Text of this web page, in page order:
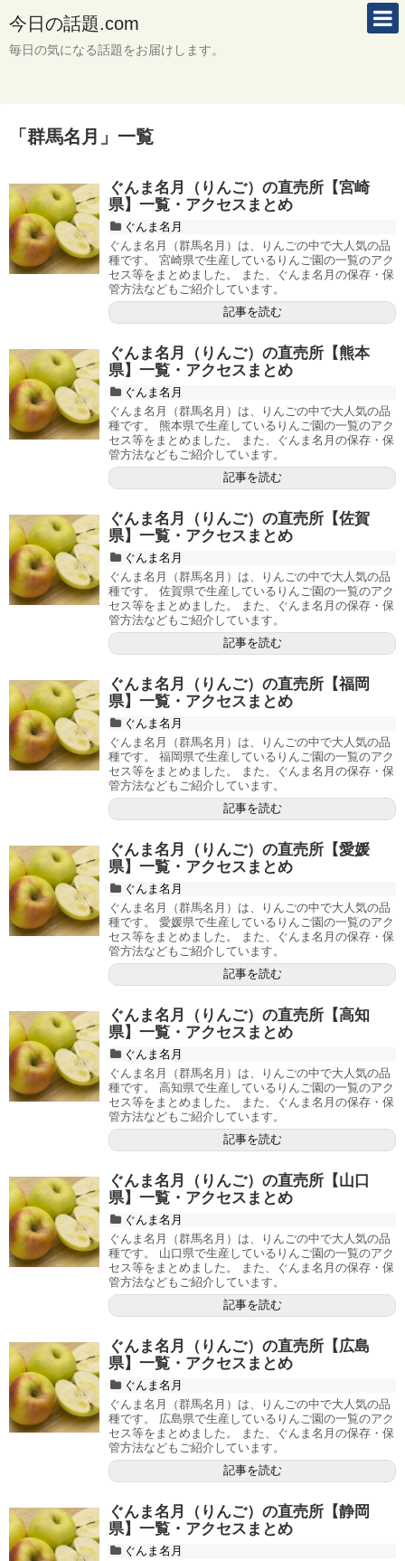
今日の話題.com
毎日の気になる話題をお届けします。
「 群馬名月 」 一覧
ぐんま名月（りんご）の直売所【宮崎
県】一覧・アクセスまとめ
ぐんま名月
ぐんま名月（群馬名月）は、りんごの中で大人気の品
種です。 宮崎県で生産しているりんご園の一覧のアク
セス等をまとめました。 また、ぐんま名月の保存・保
管方法などもご紹介しています。
記事を読む
ぐんま名月（りんご）の直売所【熊本
県】一覧・アクセスまとめ
ぐんま名月
ぐんま名月（群馬名月）は、りんごの中で大人気の品
種です。 熊本県で生産しているりんご園の一覧のアク
セス等をまとめました。 また、ぐんま名月の保存・保
管方法などもご紹介しています。
記事を読む
ぐんま名月（りんご）の直売所【佐賀
県】一覧・アクセスまとめ
ぐんま名月
ぐんま名月（群馬名月）は、りんごの中で大人気の品
種です。 佐賀県で生産しているりんご園の一覧のアク
セス等をまとめました。 また、ぐんま名月の保存・保
管方法などもご紹介しています。
記事を読む
ぐんま名月（りんご）の直売所【福岡
県】一覧・アクセスまとめ
ぐんま名月
ぐんま名月（群馬名月）は、りんごの中で大人気の品
種です。 福岡県で生産しているりんご園の一覧のアク
セス等をまとめました。 また、ぐんま名月の保存・保
管方法などもご紹介しています。
記事を読む
ぐんま名月（りんご）の直売所【愛媛
県】一覧・アクセスまとめ
ぐんま名月
ぐんま名月（群馬名月）は、りんごの中で大人気の品
種です。 愛媛県で生産しているりんご園の一覧のアク
セス等をまとめました。 また、ぐんま名月の保存・保
管方法などもご紹介しています。
記事を読む
ぐんま名月（りんご）の直売所【高知
県】一覧・アクセスまとめ
ぐんま名月
ぐんま名月（群馬名月）は、りんごの中で大人気の品
種です。 高知県で生産しているりんご園の一覧のアク
セス等をまとめました。 また、ぐんま名月の保存・保
管方法などもご紹介しています。
記事を読む
ぐんま名月（りんご）の直売所【山口
県】一覧・アクセスまとめ
ぐんま名月
ぐんま名月（群馬名月）は、りんごの中で大人気の品
種です。 山口県で生産しているりんご園の一覧のアク
セス等をまとめました。 また、ぐんま名月の保存・保
管方法などもご紹介しています。
記事を読む
ぐんま名月（りんご）の直売所【広島
県】一覧・アクセスまとめ
ぐんま名月
ぐんま名月（群馬名月）は、りんごの中で大人気の品
種です。 広島県で生産しているりんご園の一覧のアク
セス等をまとめました。 また、ぐんま名月の保存・保
管方法などもご紹介しています。
記事を読む
ぐんま名月（りんご）の直売所【静岡
県】一覧・アクセスまとめ
ぐんま名月